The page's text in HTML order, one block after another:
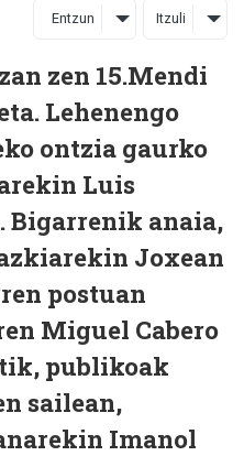
Entzun Itzuli
zen 15.Mendi
Lehenengo
ontzia gaurko
Luis
Bigarrenik anaia,
Joxean
postuan
Miguel Cabero
publikoak
sailean,
Imanol